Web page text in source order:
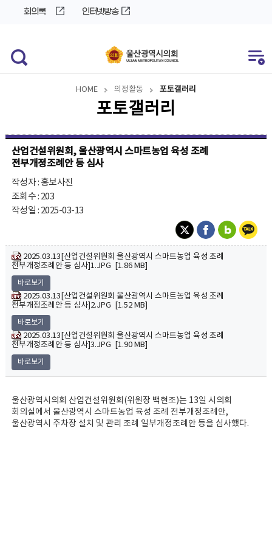
회의록 인터넷방송
HOME 의정활동 포토갤러리
포토갤러리
산업건설위원회, 울산광역시 스마트농업 육성 조례
전부개정조례안 등 심사
작성자 : 홍보사진
조회수 : 203
작성일 : 2025-03-13
2025.03.13[산업건설위원회 울산광역시 스마트농업 육성 조례
전부개정조례안 등 심사]1.JPG [1.86 MB]
바로보기
2025.03.13[산업건설위원회 울산광역시 스마트농업 육성 조례
전부개정조례안 등 심사]2.JPG [1.52 MB]
바로보기
2025.03.13[산업건설위원회 울산광역시 스마트농업 육성 조례
전부개정조례안 등 심사]3.JPG [1.90 MB]
바로보기
울산광역시의회 산업건설위원회(위원장 백현조)는 13일 시의회
회의실에서 울산광역시 스마트농업 육성 조례 전부개정조례안,
울산광역시 주차장 설치 및 관리 조례 일부개정조례안 등을 심사했다.